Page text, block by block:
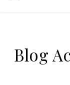
Blog